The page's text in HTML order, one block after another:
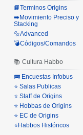
📙Terminos Origins
➡️Movimiento Preciso y
Stacking
🔩Advanced
💣Códigos/Comandos
📚 Cultura Habbo
🚌 Encuestas Infobus
⭐ Salas Publicas
⭐ Staff de Origins
⭐ Hobbas de Origins
⭐ EC de Origins
⭐Habbos Históricos